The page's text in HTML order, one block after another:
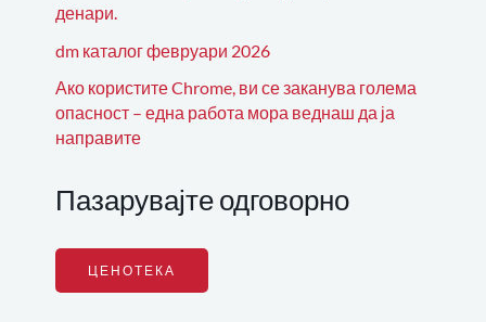
денари.
dm каталог февруари 2026
Ако користите Chrome, ви се заканува голема
опасност – една работа мора веднаш да ја
направите
Пазарувајте одговорно
ЦЕНОТЕКА